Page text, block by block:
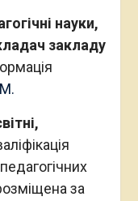
науки,
закладу
за